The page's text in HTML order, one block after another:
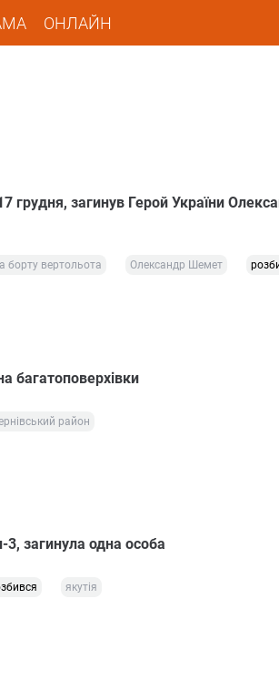
ОНЛАЙН
грудня, загинув Герой України
борту вертольота Олександр Шемет
багатоповерхівки
район
3, загинула одна особа
якутія